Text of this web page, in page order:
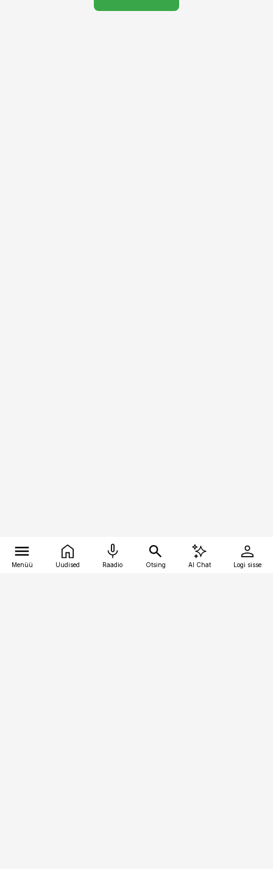
Menüü Uudised Raadio Otsing AI Chat Logi sisse